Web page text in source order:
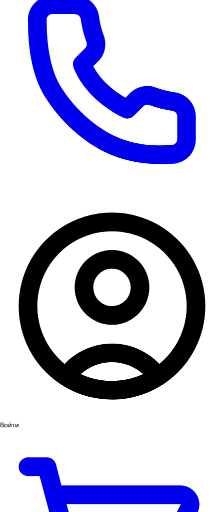
Войти